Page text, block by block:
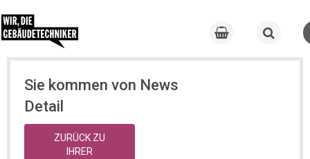
Sie kommen von News
Detail
ZURÜCK ZU
IHRER